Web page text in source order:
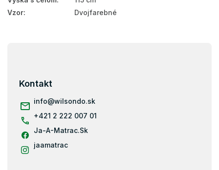
Vzor: Dvojfarebné
Kontakt
info@wilsondo.sk
+421 2 222 007 01
Ja-A-Matrac.Sk
jaamatrac